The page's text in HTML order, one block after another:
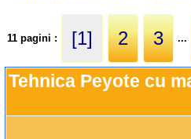
11 pagini : [1] 2 3 ...
Tehnica Peyote cu